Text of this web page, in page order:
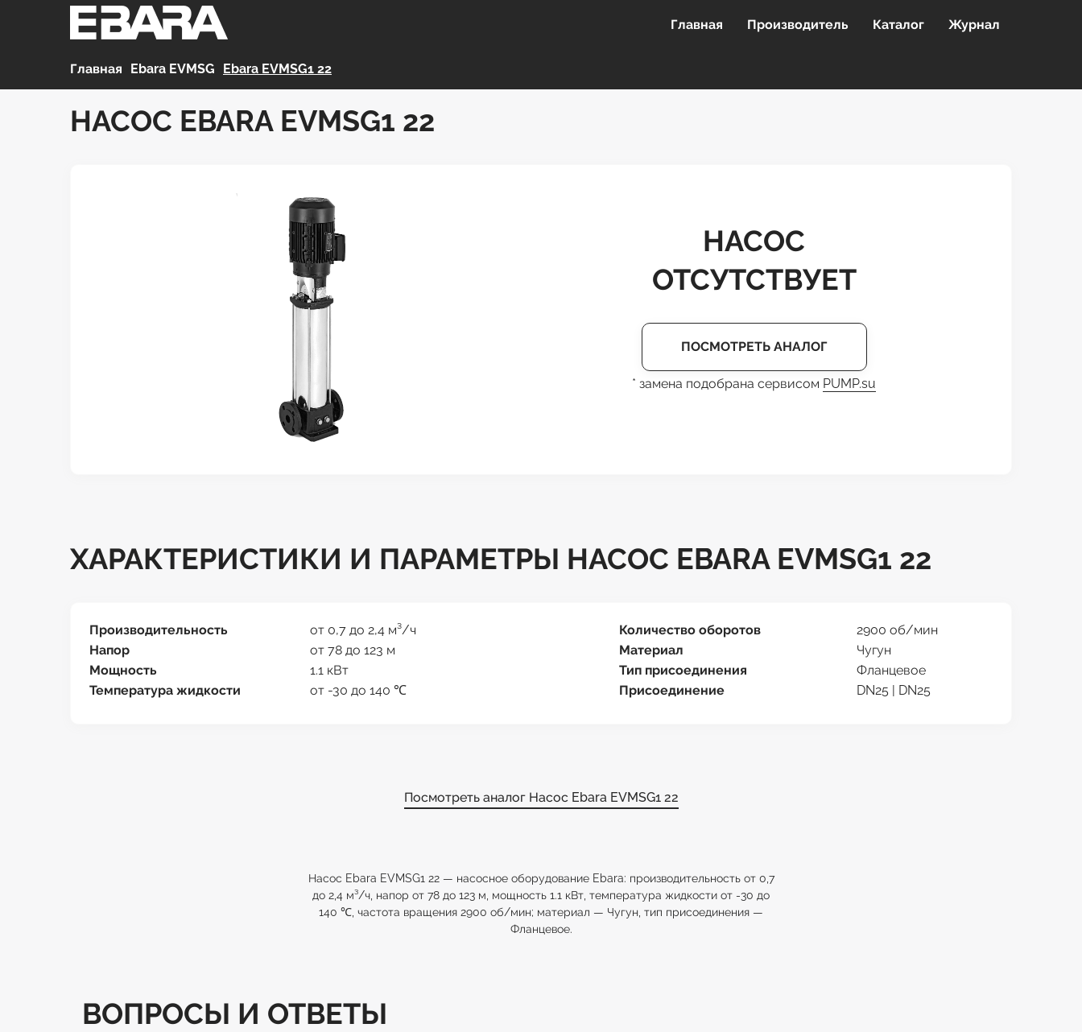
Главная Производитель Каталог Журнал
Главная Ebara EVMSG Ebara EVMSG1 22
НАСОС EBARA EVMSG1 22
НАСОС
ОТСУТСТВУЕТ
ПОСМОТРЕТЬ АНАЛОГ
* замена подобрана сервисом PUMP.su
ХАРАКТЕРИСТИКИ И ПАРАМЕТРЫ НАСОС EBARA EVMSG1 22
Производительность
от 0,7 до 2,4 м³/ч
Напор
от 78 до 123 м
Мощность
1.1 кВт
Температура жидкости
от -30 до 140 ℃
Количество оборотов
2900 об/мин
Материал
Чугун
Тип присоединения
Фланцевое
Присоединение
DN25 | DN25
Посмотреть аналог Насос Ebara EVMSG1 22
Насос Ebara EVMSG1 22 — насосное оборудование Ebara: производительность от 0,7
до 2,4 м³/ч, напор от 78 до 123 м, мощность 1.1 кВт, температура жидкости от -30 до
140 ℃, частота вращения 2900 об/мин; материал — Чугун, тип присоединения —
Фланцевое.
ВОПРОСЫ И ОТВЕТЫ